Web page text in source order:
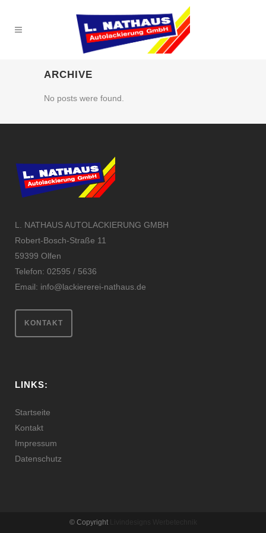
ARCHIVE
No posts were found.
L. NATHAUS AUTOLACKIERUNG GMBH
Robert-Bosch-Straße 11
59399 Olfen
Telefon: 02595 / 5636
Email: info@lackiererei-nathaus.de
KONTAKT
LINKS:
Startseite
Kontakt
Impressum
Datenschutz
© Copyright